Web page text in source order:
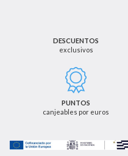
el tratamiento de
cancelación u
adicionales que le
de email
como a través de
información
privacidad que puede
DESCUENTOS
exclusivos
PUNTOS
canjeables por euros